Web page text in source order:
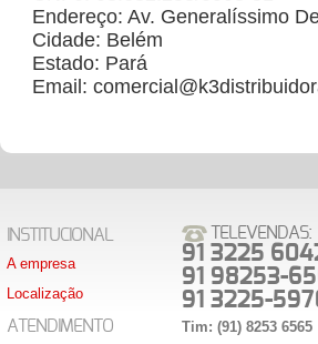
Endereço: Av. Generalíssimo
Cidade: Belém
Estado: Pará
Email:
INSTITUCIONAL
A empresa
Localização
ATENDIMENTO
TELEVENDAS:
91 3225
91 98253-
91 3225-
Tim: (91) 8253 6565